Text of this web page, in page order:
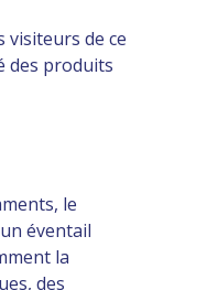
visiteurs de ce
des produits
le
éventail
la
des